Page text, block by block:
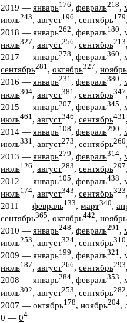
2019 — январь176, февраль218,
июль243, август196, сентябрь179
2018 — январь262, февраль180,
июль327, август256, сентябрь213
2017 — январь278, февраль360,
сентябрь281, октябрь327, ноябрь
2016 — январь231, февраль380,
июль304, август381 , сентябрь347
2015 — январь207, февраль345,
июль461 , август346, сентябрь431
2014 — январь108, февраль290,
июль331 , август273, сентябрь260
2013 — январь279, февраль314,
июль126, август283, сентябрь297
2012 — январь105, февраль438,
июль174, август343, сентябрь323
2011 — февраль133, март340,
сентябрь365, октябрь442, ноябрь
2010 — январь248, февраль291,
июль253, август324, сентябрь310
2009 — январь199, февраль321,
июль187, август266, сентябрь293
2008 — январь284, февраль353,
июль302, август253, сентябрь282
2007 — октябрь178, ноябрь204,
0 — 04